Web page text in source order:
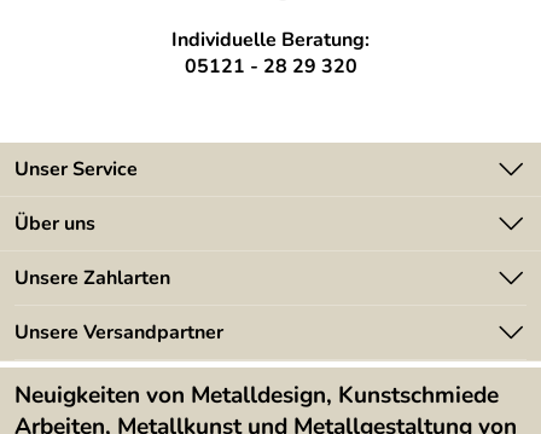
Individuelle Beratung:
05121 - 28 29 320
Unser Service
Kontakt
Kundeninformationen
Newsletter
Lieferbedingungen
Über uns
Angebote
Kundenbewertungen (394)
4,9/5
Unsere Zahlarten
Unsere Versandpartner
Neuigkeiten von Metalldesign, Kunstschmiede
Arbeiten, Metallkunst und Metallgestaltung von